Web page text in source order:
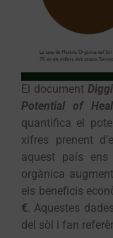
El document
Potential of
quantifica el
xifres prenent
aquest país
orgànica
els beneficis
€. Aquestes
del sòl i fan